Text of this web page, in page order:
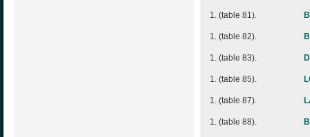
1. (table 81).
1. (table 82).
1. (table 83).
1. (table 85).
1. (table 87).
1. (table 88).